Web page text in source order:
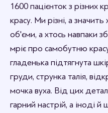
1600 пацієнток з різних
красу. Ми різні, а
об'єми, а хтось навпаки
мріє про самобутню
гладенька підтягнута
груди, струнка талія,
мочка вуха. Від цих
гарний настрій, а іноді